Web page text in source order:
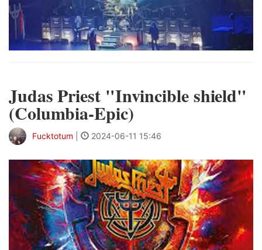
Judas Priest "Invincible shield"
(Columbia-Epic)
Fucktotum 2024-06-11 15:46